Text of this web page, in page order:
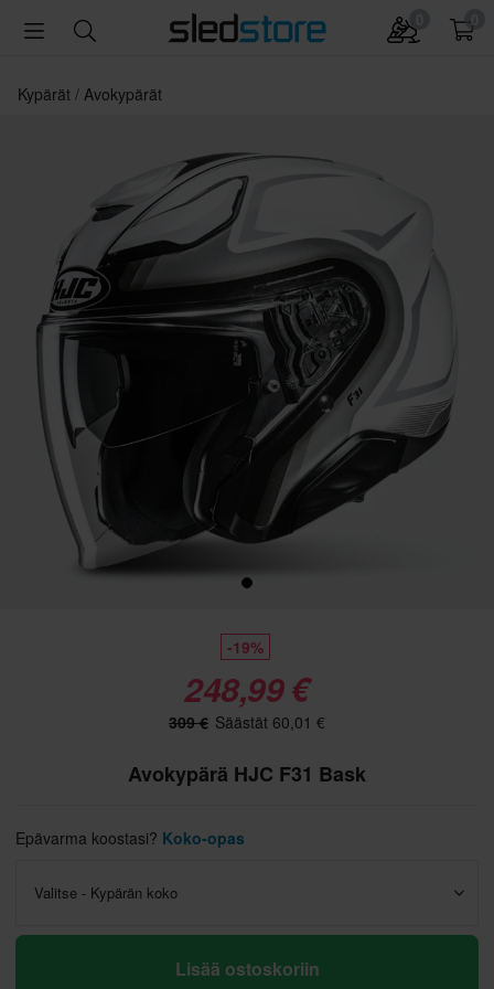
Kypärät Avokypärät
-19%
248,99 €
309 € Säästät 60,01 €
Avokypärä HJC F31 Bask
Epävarma koostasi? Koko-opas
Valitse - Kypärän koko
Lisää ostoskoriin